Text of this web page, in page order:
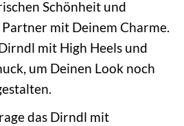
Schönheit und
mit Deinem Charme.
mit High Heels und
um Deinen Look noch
das Dirndl mit